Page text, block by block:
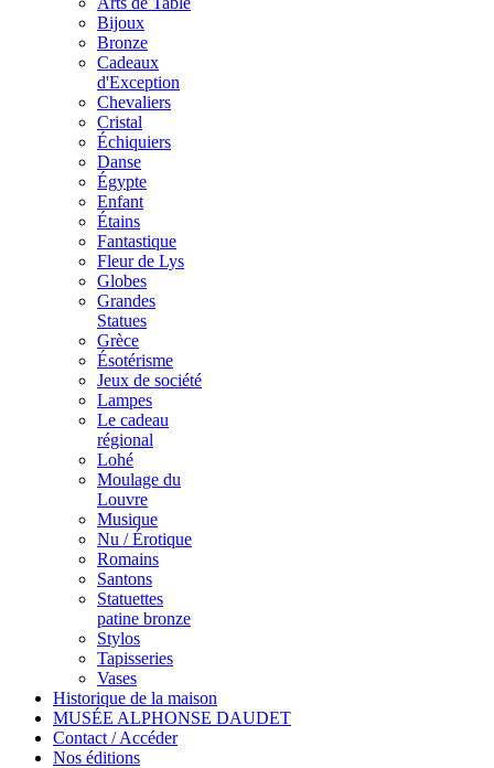
Bijoux
Bronze
Cadeaux
d'Exception
Chevaliers
Cristal
Échiquiers
Danse
Égypte
Enfant
Étains
Fantastique
Fleur de Lys
Globes
Grandes
Statues
Grèce
Ésotérisme
Jeux de société
Lampes
Le cadeau
régional
Lohé
Moulage du
Louvre
Musique
Nu / Érotique
Romains
Santons
Statuettes
patine bronze
Stylos
Tapisseries
Vases
Historique de la maison
MUSÉE ALPHONSE DAUDET
Contact / Accéder
Nos éditions